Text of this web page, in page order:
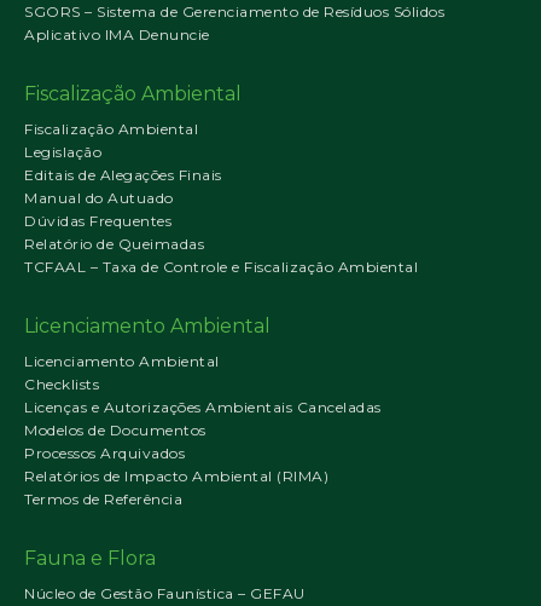
SGORS – Sistema de Gerenciamento de Resíduos Sólidos
Aplicativo IMA Denuncie
Fiscalização Ambiental
Fiscalização Ambiental
Legislação
Editais de Alegações Finais
Manual do Autuado
Dúvidas Frequentes
Relatório de Queimadas
TCFAAL – Taxa de Controle e Fiscalização Ambiental
Licenciamento Ambiental
Licenciamento Ambiental
Checklists
Licenças e Autorizações Ambientais Canceladas
Modelos de Documentos
Processos Arquivados
Relatórios de Impacto Ambiental (RIMA)
Termos de Referência
Fauna e Flora
Núcleo de Gestão Faunística – GEFAU